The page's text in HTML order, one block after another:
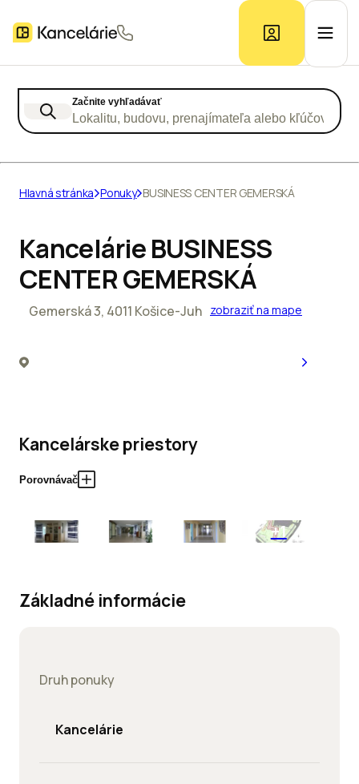
Prieskum trhu
Začnite vyhľadávať
Lokalitu, budovu, prenajímateľa alebo kľúčové
Hlavná stránka Ponuky BUSINESS CENTER GEMERSKÁ
Kancelárie BUSINESS
CENTER GEMERSKÁ
Gemerská 3, 4011 Košice-Juh zobraziť na mape
Kancelárske priestory
Porovnávač
+1
Základné informácie
Druh ponuky
Kancelárie